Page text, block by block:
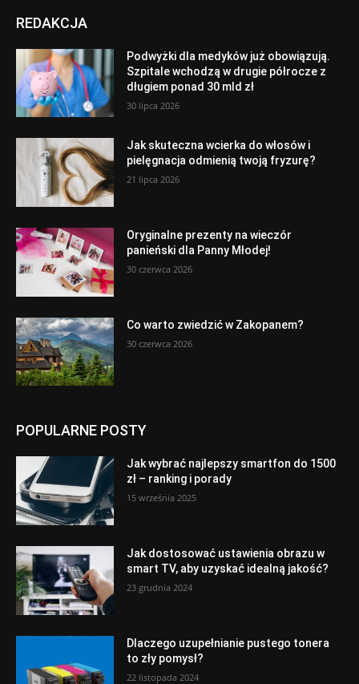
REDAKCJA
Podwyżki dla medyków już obowiązują.
Szpitale wchodzą w drugie półrocze z
długiem ponad 30 mld zł
30 lipca 2026
Jak skuteczna wcierka do włosów i
pielęgnacja odmienią twoją fryzurę?
21 lipca 2026
Oryginalne prezenty na wieczór
panieński dla Panny Młodej!
30 czerwca 2026
Co warto zwiedzić w Zakopanem?
30 czerwca 2026
POPULARNE POSTY
Jak wybrać najlepszy smartfon do 1500
zł – ranking i porady
15 września 2025
Jak dostosować ustawienia obrazu w
smart TV, aby uzyskać idealną jakość?
23 grudnia 2024
Dlaczego uzupełnianie pustego tonera
to zły pomysł?
22 listopada 2024